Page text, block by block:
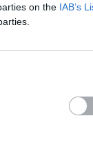
on the IAB’s